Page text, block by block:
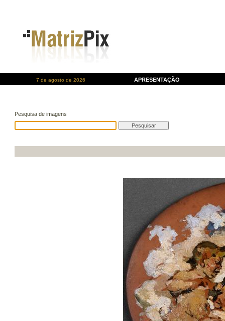
7 de agosto de 2026 APRESENTAÇÃO
Pesquisa de imagens